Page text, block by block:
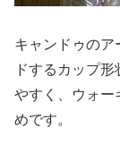
キャンドゥのア
ドするカップ
やすく、ウォー
めです。